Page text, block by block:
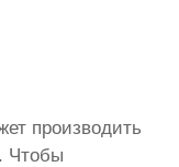
производить
Чтобы